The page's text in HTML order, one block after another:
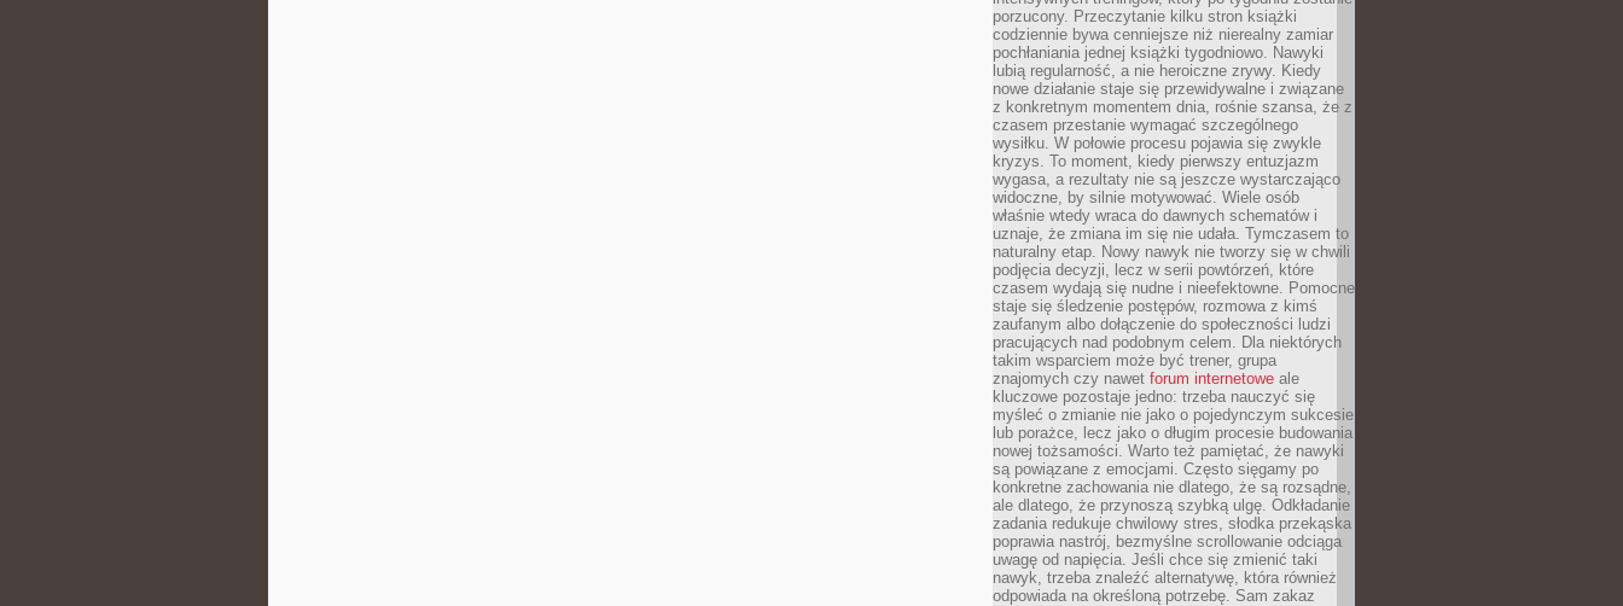
porzucony. Przeczytanie kilku stron książki
codziennie bywa cenniejsze niż nierealny zamiar
pochłaniania jednej książki tygodniowo. Nawyki
lubią regularność, a nie heroiczne zrywy. Kiedy
nowe działanie staje się przewidywalne i związane
z konkretnym momentem dnia, rośnie szansa, że z
czasem przestanie wymagać szczególnego
wysiłku. W połowie procesu pojawia się zwykle
kryzys. To moment, kiedy pierwszy entuzjazm
wygasa, a rezultaty nie są jeszcze wystarczająco
widoczne, by silnie motywować. Wiele osób
właśnie wtedy wraca do dawnych schematów i
uznaje, że zmiana im się nie udała. Tymczasem to
naturalny etap. Nowy nawyk nie tworzy się w chwili
podjęcia decyzji, lecz w serii powtórzeń, które
czasem wydają się nudne i nieefektowne. Pomocne
staje się śledzenie postępów, rozmowa z kimś
zaufanym albo dołączenie do społeczności ludzi
pracujących nad podobnym celem. Dla niektórych
takim wsparciem może być trener, grupa
znajomych czy nawet forum internetowe ale
kluczowe pozostaje jedno: trzeba nauczyć się
myśleć o zmianie nie jako o pojedynczym sukcesie
lub porażce, lecz jako o długim procesie budowania
nowej tożsamości. Warto też pamiętać, że nawyki
są powiązane z emocjami. Często sięgamy po
konkretne zachowania nie dlatego, że są rozsądne,
ale dlatego, że przynoszą szybką ulgę. Odkładanie
zadania redukuje chwilowy stres, słodka przekąska
poprawia nastrój, bezmyślne scrollowanie odciąga
uwagę od napięcia. Jeśli chce się zmienić taki
nawyk, trzeba znaleźć alternatywę, która również
odpowiada na określoną potrzebę. Sam zakaz